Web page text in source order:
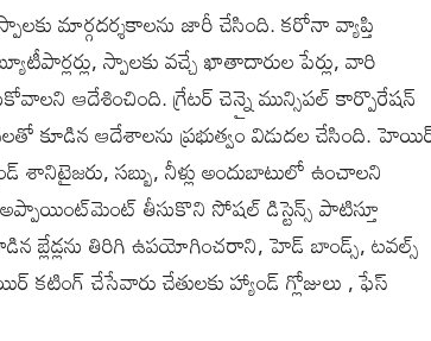
మార్గదర్శకాలను జారీ చేసింది. కరోనా వ్యాప్తి
స్పాలకు వచ్చే ఖాతాదారుల పేర్లు, వారి
ఆదేశించింది. గ్రేటర్ చెన్నై మున్సిపల్ కార్పొరేషన్
కూడిన ఆదేశాలను ప్రభుత్వం విడుదల చేసింది.
శానిటైజరు, సబ్బు, నీళ్లు అందుబాటులో ఉంచాలని
అప్పాయింట్‌మెంట్ తీసుకొని సోషల్ డిస్టెన్స్ పాటిస్తూ
బ్లేడ్లను తిరిగి ఉపయోగించరాని, హెడ్ బాండ్స్, టవల్స్
చేసేవారు చేతులకు హ్యాండ్ గ్లోజులు , ఫేస్